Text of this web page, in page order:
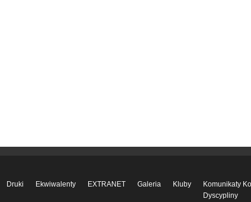
Druki Ekwiwalenty EXTRANET Galeria Kluby
Komunikaty
Dyscypliny